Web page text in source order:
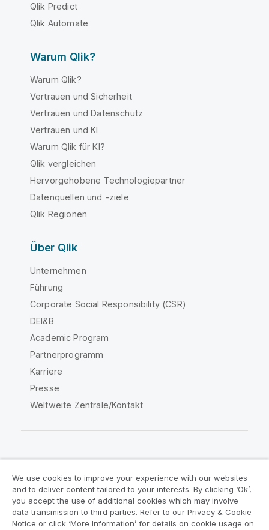
Qlik Predict
Qlik Automate
Warum Qlik?
Warum Qlik?
Vertrauen und Sicherheit
Vertrauen und Datenschutz
Vertrauen und KI
Warum Qlik für KI?
Qlik vergleichen
Hervorgehobene Technologiepartner
Datenquellen und -ziele
Qlik Regionen
Über Qlik
Unternehmen
Führung
Corporate Social Responsibility (CSR)
DEI&B
Academic Program
Partnerprogramm
Karriere
Presse
Weltweite Zentrale/Kontakt
Rechtliche Vereinbarungen
Produktbedingungen
Legal Policies
We use cookies to improve your experience with our websites
and to deliver content tailored to your interests. By clicking ‘Ok’,
you accept the use of additional cookies which may involve
data transmission to third parties. Refer to our Privacy & Cookie
Notice or click ‘More Information’ for details on cookie usage on